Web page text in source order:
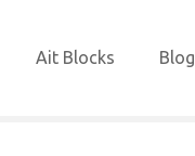
Ait Blocks Blog